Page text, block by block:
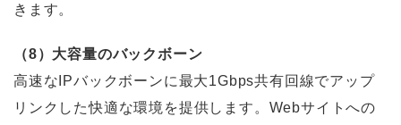
きます。
（8）大容量のバックボーン
高速なIPバックボーンに最大1Gbps共有回線でアップ
リンクした快適な環境を提供します。Webサイトへの